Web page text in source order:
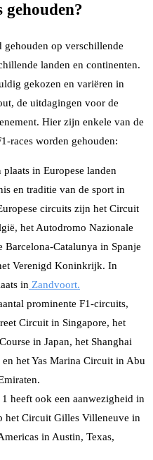
op verschillende
landen en continenten.
gekozen en variëren in
de uitdagingen voor de
Hier zijn enkele van de
races worden gehouden:
in Europese landen
en traditie van de sport in
circuits zijn het Circuit
het Autodromo Nazionale
Catalunya in Spanje
Verenigd Koninkrijk. In
in Zandvoort.
prominente F1-circuits,
Circuit in Singapore, het
in Japan, het Shanghai
het Yas Marina Circuit in Abu
heeft ook een aanwezigheid in
het Circuit Gilles Villeneuve in
in Austin, Texas,